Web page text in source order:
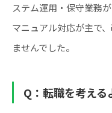
ステム運用・保守業務
マニュアル対応が主で
ませんでした。
Q：転職を考える